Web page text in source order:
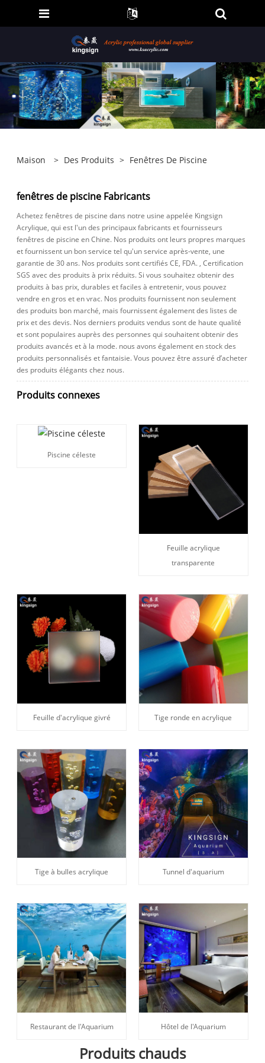
Maison > Des Produits > Fenêtres De Piscine
fenêtres de piscine Fabricants
Achetez fenêtres de piscine dans notre usine appelée Kingsign
Acrylique, qui est l'un des principaux fabricants et fournisseurs
fenêtres de piscine en Chine. Nos produits ont leurs propres marques
et fournissent un bon service tel qu'un service après-vente, une
garantie de 30 ans. Nos produits sont certifiés CE, FDA. , Certification
SGS avec des produits à prix réduits. Si vous souhaitez obtenir des
produits à bas prix, durables et faciles à entretenir, vous pouvez
vendre en gros et en vrac. Nos produits fournissent non seulement
des produits bon marché, mais fournissent également des listes de
prix et des devis. Nos derniers produits vendus sont de haute qualité
et sont populaires auprès des personnes qui souhaitent obtenir des
produits avancés et à la mode. nous avons également en stock des
produits personnalisés et fantaisie. Vous pouvez être assuré d’acheter
des produits élégants chez nous.
Produits connexes
Piscine céleste
Feuille acrylique
transparente
Feuille d'acrylique givré Tige ronde en acrylique
Tige à bulles acrylique Tunnel d'aquarium
Restaurant de l'Aquarium Hôtel de l'Aquarium
Produits chauds